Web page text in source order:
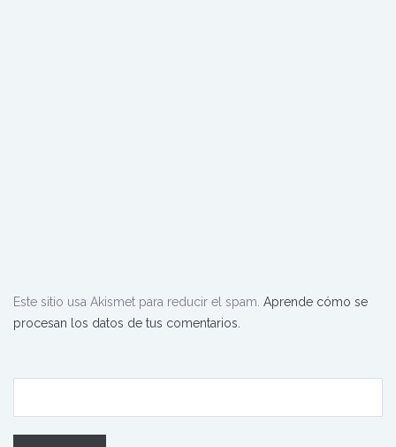
Este sitio usa Akismet para reducir el spam. Aprende cómo se
procesan los datos de tus comentarios.